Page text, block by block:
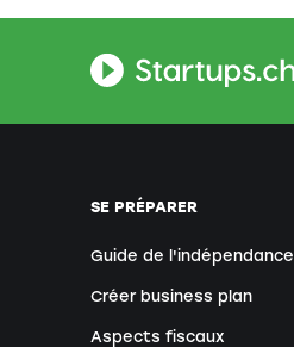
SE PRÉPARER
Guide de l'indépendance
Créer business plan
Aspects fiscaux